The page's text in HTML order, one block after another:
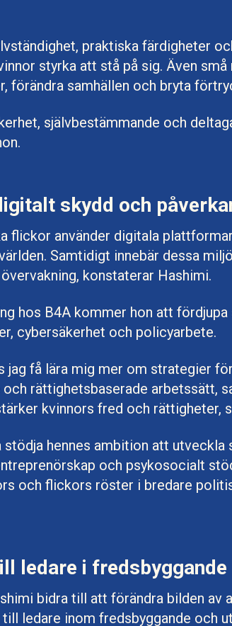
praktiska färdigheter
styrka att stå på sig. Även
förändra samhällen och bryta
självbestämmande och
skydd och
flickor använder digitala
Samtidigt innebär dessa
konstaterar Hashimi.
hos B4A kommer hon att fördjupa
cybersäkerhet och policyarbete.
jag få lära mig mer om strategier
och rättighetsbaserade arbetssätt,
kvinnors fred och rättigheter,
stödja hennes ambition att utveckla
och psykosocialt
och flickors röster i bredare
ledare i fredsbyggande
bidra till att förändra bilden av
ledare inom fredsbyggande och